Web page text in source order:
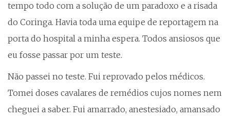
tempo todo com a solução de um paradoxo e a risada
do Coringa. Havia toda uma equipe de reportagem na
porta do hospital a minha espera. Todos ansiosos que
eu fosse passar por um teste.
Não passei no teste. Fui reprovado pelos médicos.
Tomei doses cavalares de remédios cujos nomes nem
cheguei a saber. Fui amarrado, anestesiado, amansado